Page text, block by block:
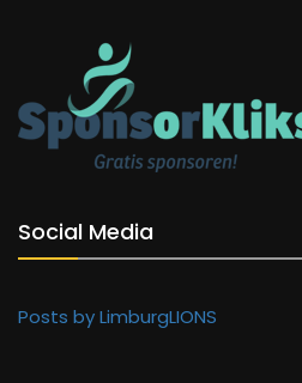
Social Media
Posts by LimburgLIONS